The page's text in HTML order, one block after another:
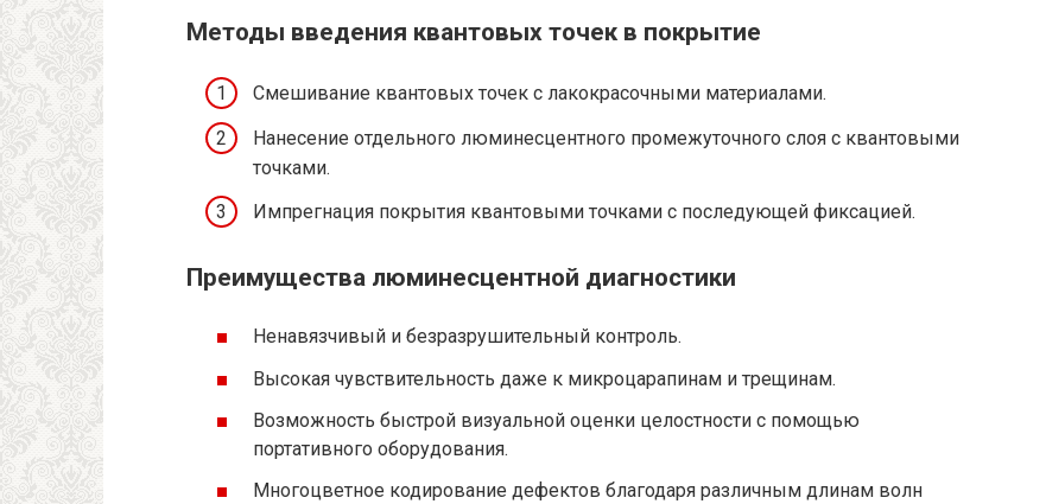
Методы введения квантовых точек в покрытие
Смешивание квантовых точек с лакокрасочными материалами.
Нанесение отдельного люминесцентного промежуточного слоя с квантовыми
точками.
Импрегнация покрытия квантовыми точками с последующей фиксацией.
Преимущества люминесцентной диагностики
Ненавязчивый и безразрушительный контроль.
Высокая чувствительность даже к микроцарапинам и трещинам.
Возможность быстрой визуальной оценки целостности с помощью
портативного оборудования.
Многоцветное кодирование дефектов благодаря различным длинам волн